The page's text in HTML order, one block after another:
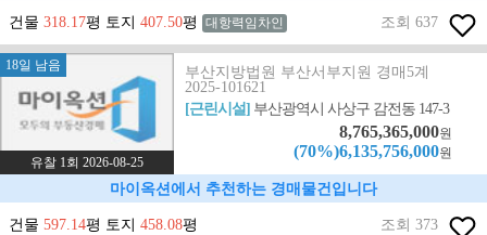
건물 318.17평 토지 407.50평 대항력임차인 조회 637
18일 남음
유찰 1회 2026-08-25
부산지방법원 부산서부지원 경매5계
2025-101621
[근린시설] 부산광역시 사상구 감전동 147-3
8,765,365,000원
(70%)6,135,756,000원
마이옥션에서 추천하는 경매물건입니다
건물 597.14평 토지 458.08평 조회 373